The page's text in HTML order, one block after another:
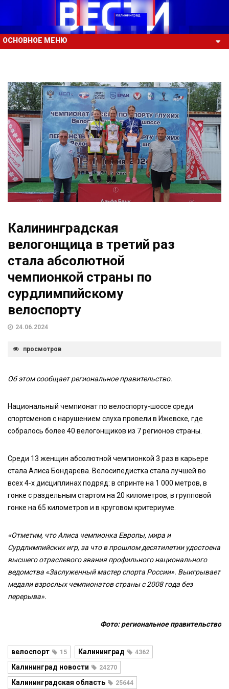
ОСНОВНОЕ МЕНЮ
Калининградская
велогонщица в третий раз
стала абсолютной
чемпионкой страны по
сурдлимпийскому
велоспорту
24.06.2024
просмотров
Об этом сообщает региональное правительство.
Национальный чемпионат по велоспорту-шоссе среди
спортсменов с нарушением слуха провели в Ижевске, где
собралось более 40 велогонщиков из 7 регионов страны.
Среди 13 женщин абсолютной чемпионкой 3 раз в карьере
стала Алиса Бондарева. Велосипедистка стала лучшей во
всех 4-х дисциплинах подряд: в спринте на 1 000 метров, в
гонке с раздельным стартом на 20 километров, в групповой
гонке на 65 километров и в круговом критериуме.
«Отметим, что Алиса чемпионка Европы, мира и
Сурдлимпийских игр, за что в прошлом десятилетии удостоена
высшего отраслевого звания профильного национального
ведомства «Заслуженный мастер спорта России». Выигрывает
медали взрослых чемпионатов страны с 2008 года без
перерыва».
Фото: региональное правительство
велоспорт 15 Калининград 4362
Калининград новости 24270
Калининградская область 25644